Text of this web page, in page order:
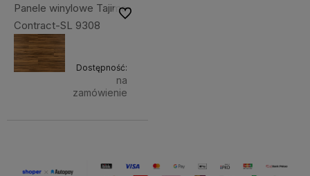
Panele winylowe Tajima
Contract-SL 9308
Dostępność:
na
zamówienie
Do ulubionych